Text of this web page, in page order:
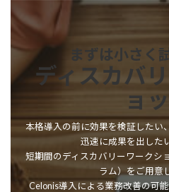
まずは小さく
ディスカバ
ョ
本格導入の前に効果を検証したい
迅速に成果を出した
短期間のディスカバリーワークシ
ラム）をご用意
Celonis導入による業務改善の可